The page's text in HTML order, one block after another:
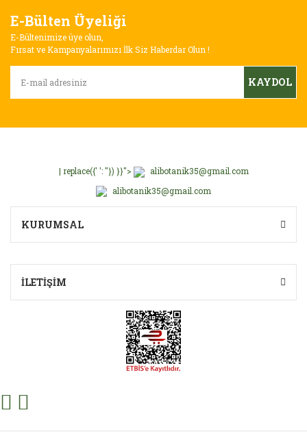
E-Bülten Üyeliği
E-Bültenimize üye olun,
Fırsat ve Kampanyalarımızı İlk Siz Haberdar Olun !
KAYDOL
| replace({' ': ''}) }}">
alibotanik35@gmail.com
alibotanik35@gmail.com
KURUMSAL
İLETİŞİM